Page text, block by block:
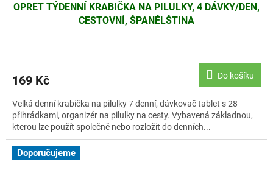
OPRET TÝDENNÍ KRABIČKA NA PILULKY, 4 DÁVKY/DEN,
CESTOVNÍ, ŠPANĚLŠTINA
169 Kč Do košíku
Velká denní krabička na pilulky 7 denní, dávkovač tablet s 28
přihrádkami, organizér na pilulky na cesty. Vybavená základnou,
kterou lze použít společně nebo rozložit do denních...
Doporučujeme